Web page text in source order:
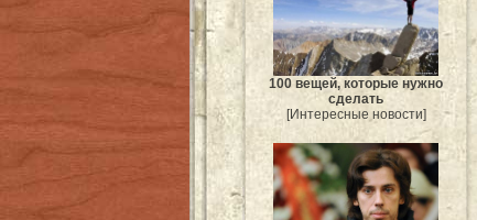
100 вещей, которые нужно
сделать
[Интересные новости]